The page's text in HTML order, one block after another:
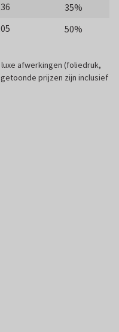
35%
50%
afwerkingen (foliedruk,
prijzen zijn inclusief